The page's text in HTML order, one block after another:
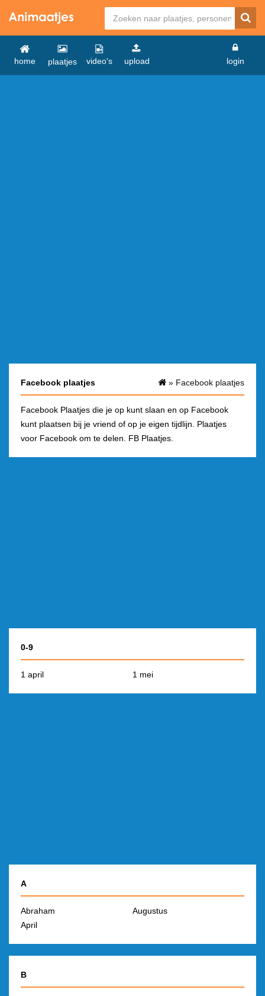
home plaatjes video's upload login
Facebook plaatjes » Facebook plaatjes
Facebook Plaatjes die je op kunt slaan en op Facebook
kunt plaatsen bij je vriend of op je eigen tijdlijn. Plaatjes
voor Facebook om te delen. FB Plaatjes.
0-9
1 april 1 mei
A
Abraham
April
Augustus
B